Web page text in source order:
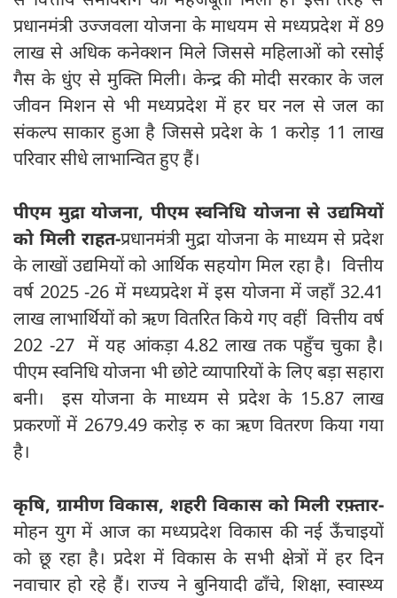
प्रधानमंत्री उज्जवला योजना के माधयम से मध्यप्रदेश में 89
लाख से अधिक कनेक्शन मिले जिससे महिलाओं को रसोई
गैस के धुंए से मुक्ति मिली। केन्द्र की मोदी सरकार के जल
जीवन मिशन से भी मध्यप्रदेश में हर घर नल से जल का
संकल्प साकार हुआ है जिससे प्रदेश के 1 करोड़ 11 लाख
परिवार सीधे लाभान्वित हुए हैं।
पीएम मुद्रा योजना, पीएम स्वनिधि योजना से उद्यमियों
को मिली राहत-प्रधानमंत्री मुद्रा योजना के माध्यम से प्रदेश
के लाखों उद्यमियों को आर्थिक सहयोग मिल रहा है। वित्तीय
वर्ष 2025 -26 में मध्यप्रदेश में इस योजना में जहाँ 32.41
लाख लाभार्थियों को ऋण वितरित किये गए वहीं वित्तीय वर्ष
202 -27 में यह आंकड़ा 4.82 लाख तक पहुँच चुका है।
पीएम स्वनिधि योजना भी छोटे व्यापारियों के लिए बड़ा सहारा
बनी। इस योजना के माध्यम से प्रदेश के 15.87 लाख
प्रकरणों में 2679.49 करोड़ रु का ऋण वितरण किया गया
है।
कृषि, ग्रामीण विकास, शहरी विकास को मिली रफ़्तार-
मोहन युग में आज का मध्यप्रदेश विकास की नई ऊँचाइयों
को छू रहा है। प्रदेश में विकास के सभी क्षेत्रों में हर दिन
नवाचार हो रहे हैं। राज्य ने बुनियादी ढाँचे, शिक्षा, स्वास्थ्य